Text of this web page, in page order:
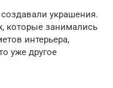
украшения.
которые занимались
интерьера,
уже другое